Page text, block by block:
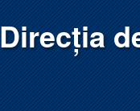
Direcția